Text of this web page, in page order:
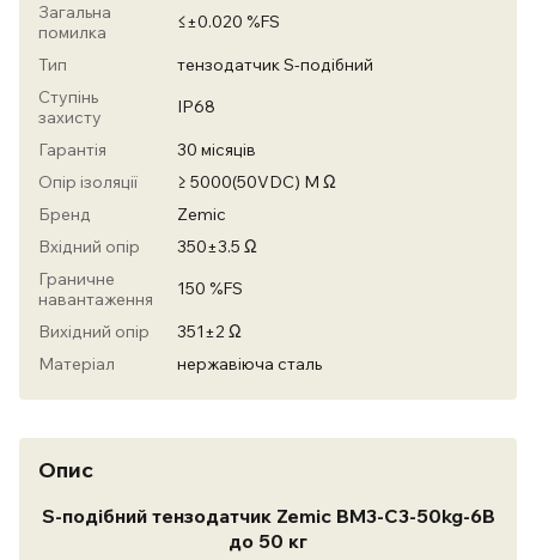
Загальна
помилка
≤±0.020 %FS
Тип
тензодатчик S-подібний
Ступінь
захисту
IP68
Гарантія
30 місяців
Опір ізоляції
≥ 5000(50VDC) M Ω
Бренд
Zemic
Вхідний опір
350±3.5 Ω
Граничне
навантаження
150 %FS
Вихідний опір
351±2 Ω
Матеріал
нержавіюча сталь
Опис
S-подібний тензодатчик Zemic BM3-C3-50kg-6B
до 50 кг